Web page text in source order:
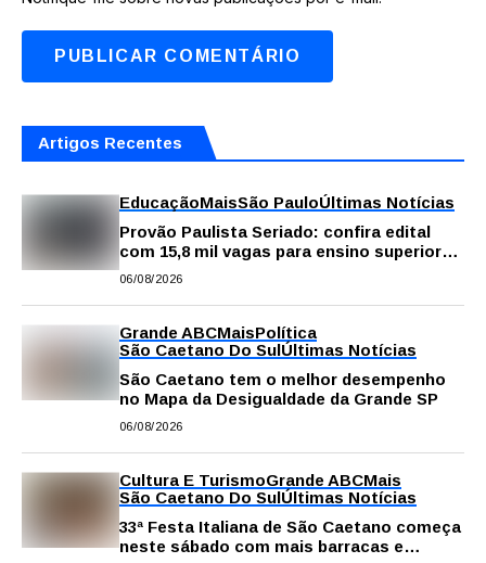
Artigos Recentes
EducaçãoMaisSão PauloÚltimas Notícias
Provão Paulista Seriado: confira edital
com 15,8 mil vagas para ensino superior
público
06/08/2026
Grande ABCMaisPolítica
São Caetano Do SulÚltimas Notícias
São Caetano tem o melhor desempenho
no Mapa da Desigualdade da Grande SP
06/08/2026
Cultura E TurismoGrande ABCMais
São Caetano Do SulÚltimas Notícias
33ª Festa Italiana de São Caetano começa
neste sábado com mais barracas e